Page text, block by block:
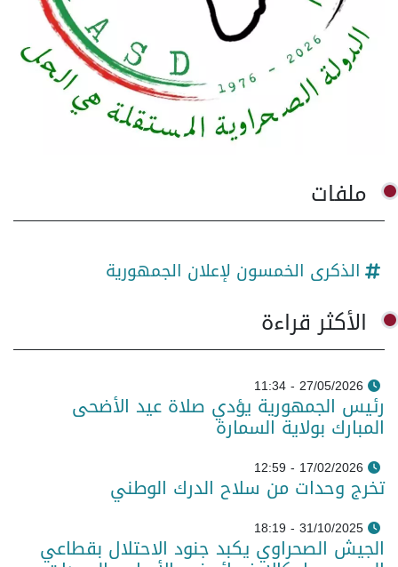
ملفات
الذكرى الخمسون لإعلان الجمهورية
الأكثر قراءة
27/05/2026 - 11:34
رئيس الجمهورية يؤدي صلاة عيد الأضحى
المبارك بولاية السمارة
17/02/2026 - 12:59
تخرج وحدات من سلاح الدرك الوطني
31/10/2025 - 18:19
الجيش الصحراوي يكبد جنود الاحتلال بقطاعي